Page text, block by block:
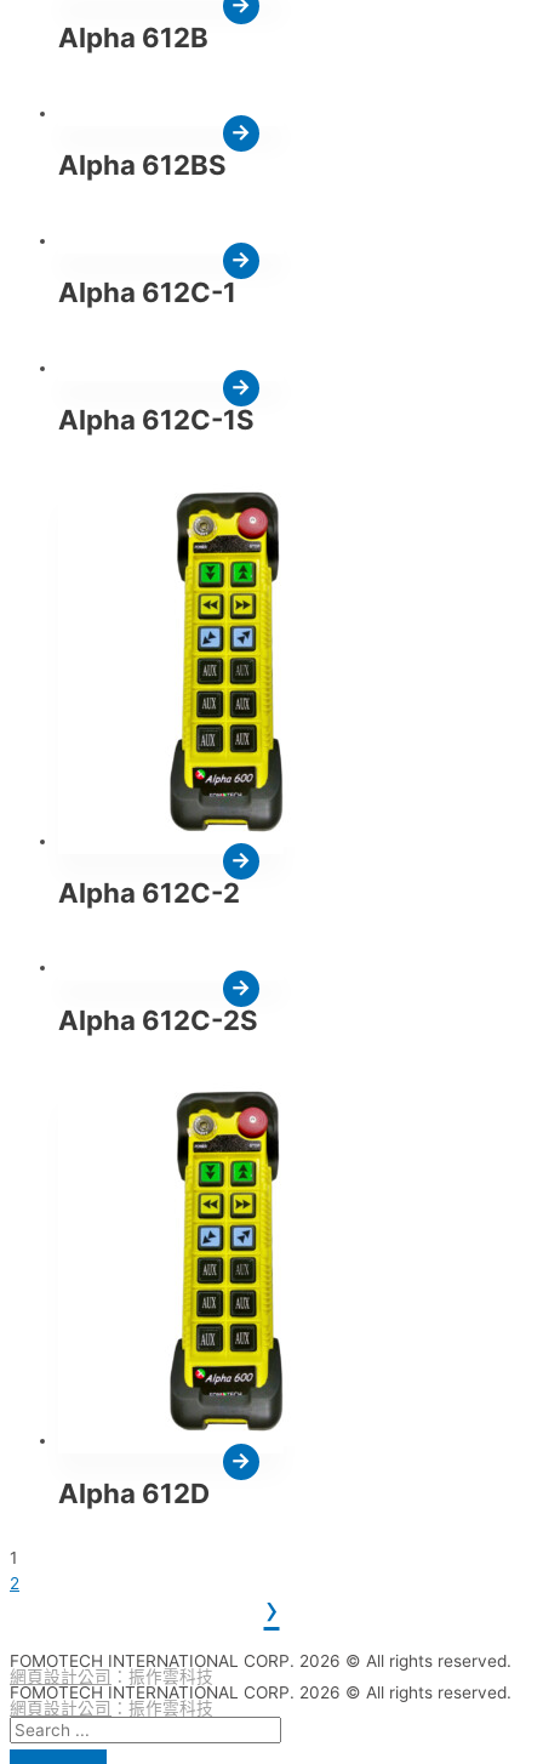
Alpha 612B
Alpha 612BS
Alpha 612C-1
Alpha 612C-1S
Alpha 612C-2
Alpha 612C-2S
Alpha 612D
1
2
FOMOTECH INTERNATIONAL CORP. 2026 © All rights reserved.
網頁設計公司 ：振作雲科技
FOMOTECH INTERNATIONAL CORP. 2026 © All rights reserved.
網頁設計公司 ：振作雲科技